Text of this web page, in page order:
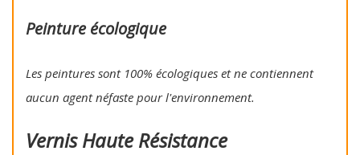
Peinture écologique
Les peintures sont 100% écologiques et ne contiennent
aucun agent néfaste pour l'environnement.
Vernis Haute Résistance